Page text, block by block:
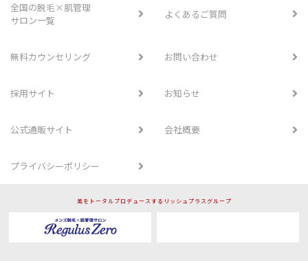
全国の脱毛×肌管理
サロン一覧
よくあるご質問
無料カウンセリング お問い合わせ
採用サイト お知らせ
公式通販サイト 会社概要
プライバシーポリシー
美をトータルプロデュースするリッシュプラスグループ